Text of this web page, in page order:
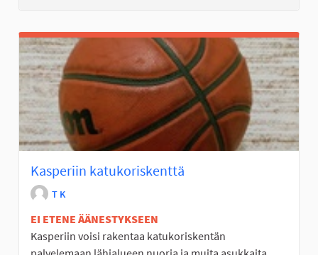
Kasperiin katukoriskenttä
T K
EI ETENE ÄÄNESTYKSEEN
Kasperiin voisi rakentaa katukoriskentän